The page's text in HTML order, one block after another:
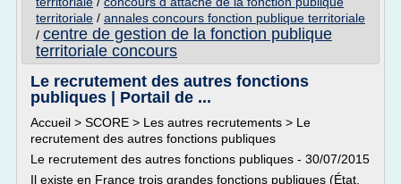
territoriale / annales concours fonction publique territoriale
/ centre de gestion de la fonction publique
territoriale concours
Le recrutement des autres fonctions
publiques | Portail de ...
Accueil > SCORE > Les autres recrutements > Le
recrutement des autres fonctions publiques
Le recrutement des autres fonctions publiques - 30/07/2015
Il existe en France trois grandes fonctions publiques (État,